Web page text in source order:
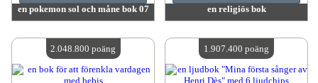
en pokemon sol och måne bok 07
Antal tillgängliga:4
en religiös bok
Antal tillgängliga:4
2.048.800 poäng 1.907.400 poäng